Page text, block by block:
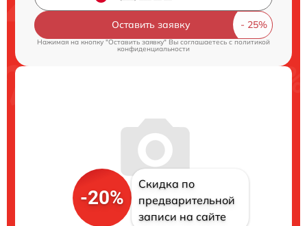
Оставить заявку
Нажимая на кнопку "Оставить заявку" Вы соглашаетесь cполитикой
конфиденциальности
-20%
Скидка по
предварительной
записи на сайте